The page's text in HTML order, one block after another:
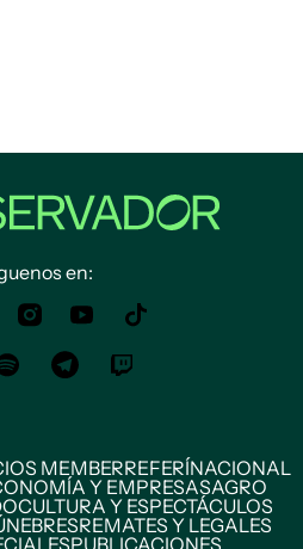
en:
MEMBERREFERÍNACIONAL
Y EMPRESASAGRO
CULTURA Y ESPECTÁCULOS
REMATES Y LEGALES
PUBLICACIONES